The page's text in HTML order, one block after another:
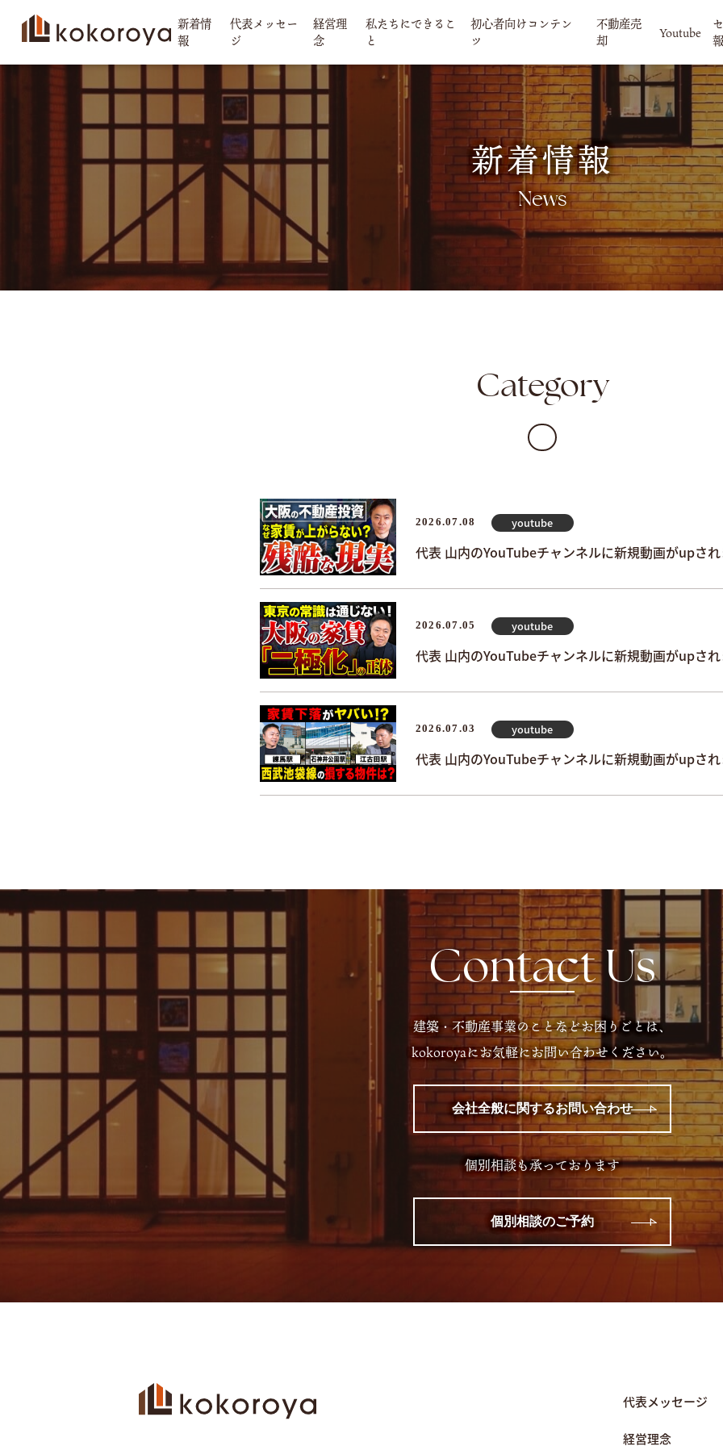
新着情
報
代表メッセー
ジ
経営理
念
私たちにできるこ
と
初心者向けコンテン
ツ
不動産売
却
Youtube
報
新着情報
News
Category
2026.07.08 youtube
代表 山内のYouTubeチャンネルに新規動画がupさ
2026.07.05 youtube
代表 山内のYouTubeチャンネルに新規動画がupさ
2026.07.03 youtube
代表 山内のYouTubeチャンネルに新規動画がupさ
Contact Us
建築・不動産事業のことなどお困りごとは、
kokoroyaにお気軽にお問い合わせください。
会社全般に関するお問い合わせ
個別相談も承っております
個別相談のご予約
代表メッセージ
経営理念